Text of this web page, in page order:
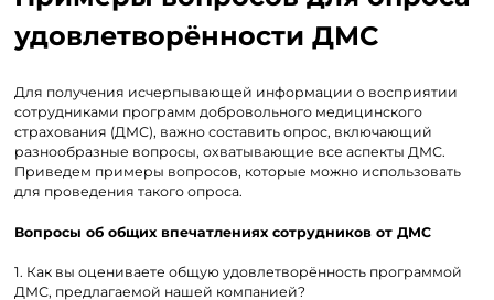
удовлетворённости ДМС
Для получения исчерпывающей информации о восприятии
сотрудниками программ добровольного медицинского
страхования (ДМС), важно составить опрос, включающий
разнообразные вопросы, охватывающие все аспекты ДМС.
Приведем примеры вопросов, которые можно использовать
для проведения такого опроса.
Вопросы об общих впечатлениях сотрудников от ДМС
1. Как вы оцениваете общую удовлетворённость программой
ДМС, предлагаемой нашей компанией?